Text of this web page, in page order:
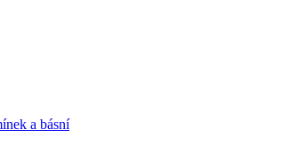
a básní